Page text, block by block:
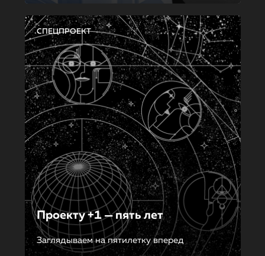
СПЕЦПРОЕКТ
Проекту +1 — пять лет
Заглядываем на пятилетку вперед